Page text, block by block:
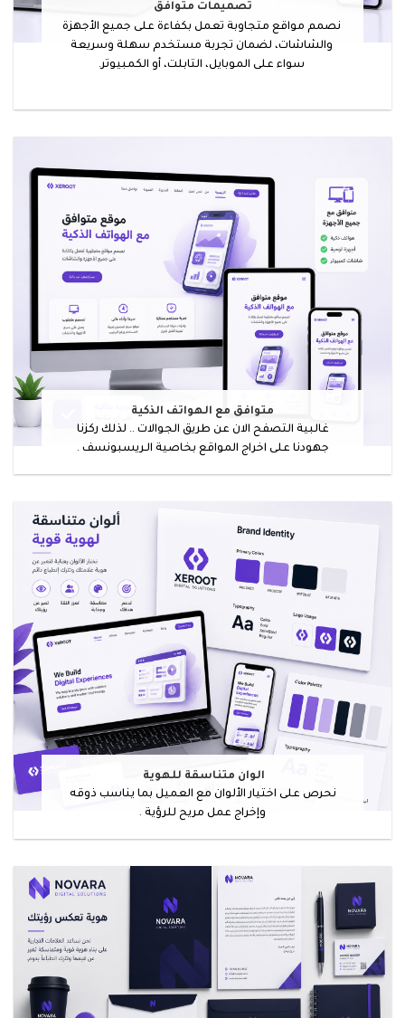
تصميمات متوافق
نصمم مواقع متجاوبة تعمل بكفاءة على جميع الأجهزة
والشاشات، لضمان تجربة مستخدم سهلة وسريعة
سواء على الموبايل، التابلت، أو الكمبيوتر.
متوافق مع الهواتف الذكية
غالبية التصفح الان عن طريق الجوالات .. لذلك ركزنا
جهودنا على اخراج المواقع بخاصية الـريسبونسف .
الوان متناسقة للهوية
نحرص على اختيار الألوان مع العميل بما يناسب ذوقه
وإخراج عمل مريح للرؤية .